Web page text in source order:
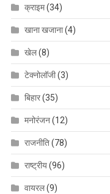
क्राइम(34)
खाना खजाना(4)
खेल(8)
टेक्नोलॉजी(3)
बिहार(35)
मनोरंजन(12)
राजनीति(78)
राष्ट्रीय(96)
वायरल(9)